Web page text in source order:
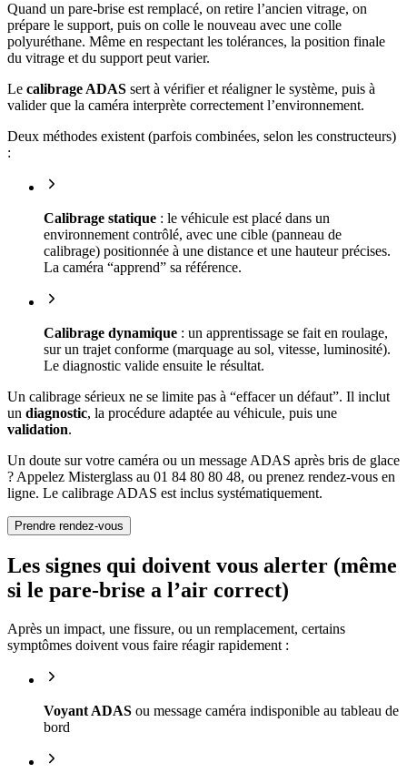
Quand un pare-brise est remplacé, on retire l’ancien vitrage, on
prépare le support, puis on colle le nouveau avec une colle
polyuréthane. Même en respectant les tolérances, la position finale
du vitrage et du support peut varier.
Le calibrage ADAS sert à vérifier et réaligner le système, puis à
valider que la caméra interprète correctement l’environnement.
Deux méthodes existent (parfois combinées, selon les constructeurs)
:
Calibrage statique : le véhicule est placé dans un
environnement contrôlé, avec une cible (panneau de
calibrage) positionnée à une distance et une hauteur précises.
La caméra “apprend” sa référence.
Calibrage dynamique : un apprentissage se fait en roulage,
sur un trajet conforme (marquage au sol, vitesse, luminosité).
Le diagnostic valide ensuite le résultat.
Un calibrage sérieux ne se limite pas à “effacer un défaut”. Il inclut
un diagnostic, la procédure adaptée au véhicule, puis une
validation.
Un doute sur votre caméra ou un message ADAS après bris de glace
? Appelez Misterglass au 01 84 80 80 48, ou prenez rendez-vous en
ligne. Le calibrage ADAS est inclus systématiquement.
Prendre rendez-vous
Les signes qui doivent vous alerter (même
si le pare-brise a l’air correct)
Après un impact, une fissure, ou un remplacement, certains
symptômes doivent vous faire réagir rapidement :
Voyant ADAS ou message caméra indisponible au tableau de
bord